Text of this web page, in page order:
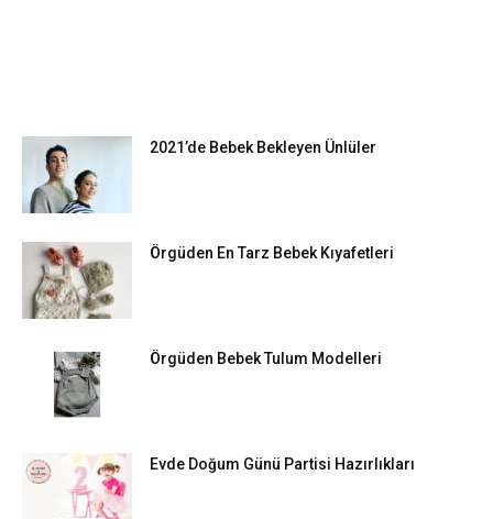
2021’de Bebek Bekleyen Ünlüler
Örgüden En Tarz Bebek Kıyafetleri
Örgüden Bebek Tulum Modelleri
Evde Doğum Günü Partisi Hazırlıkları